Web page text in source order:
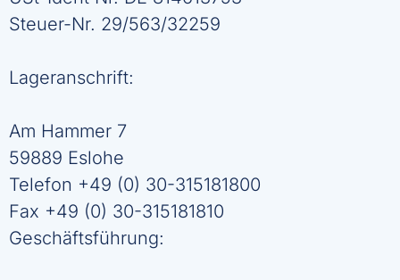
Steuer-Nr. 29/563/32259
Lageranschrift:
Am Hammer 7
59889 Eslohe
Telefon +49 (0) 30-315181800
Fax +49 (0) 30-315181810
Geschäftsführung: